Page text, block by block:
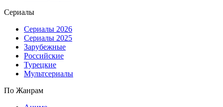
Сериалы
Сериалы 2026
Сериалы 2025
Зарубежные
Российские
Турецкие
Мультсериалы
По Жанрам